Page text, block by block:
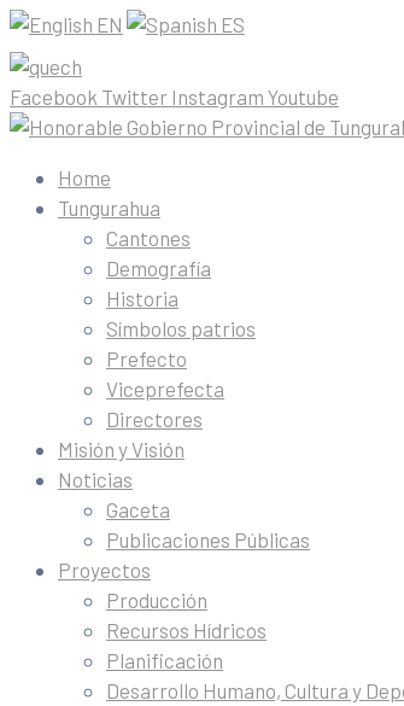
EN ES
Facebook Twitter Instagram Youtube
Home
Tungurahua
Cantones
Demografía
Historia
Símbolos patrios
Prefecto
Viceprefecta
Directores
Misión y Visión
Noticias
Gaceta
Publicaciones Públicas
Proyectos
Producción
Recursos Hídricos
Planificación
Desarrollo Humano, Cultura y